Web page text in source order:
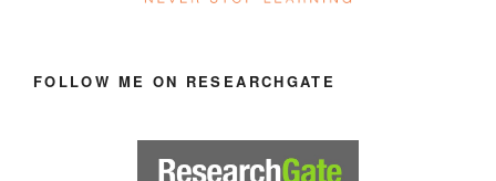
FOLLOW ME ON RESEARCHGATE